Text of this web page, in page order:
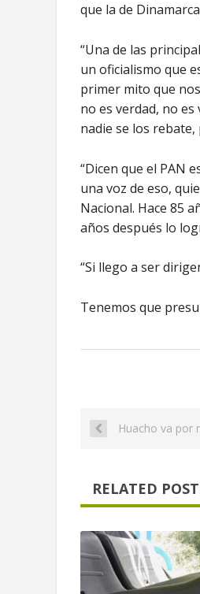
que la de
“Una de las
un oficialismo que
primer mito que
no es verdad, no
nadie se los rebate,
“Dicen que el PAN
una voz de eso,
Nacional. Hace 85
años después lo
“Si llego a ser
Tenemos que
Huacho va por
RELATED